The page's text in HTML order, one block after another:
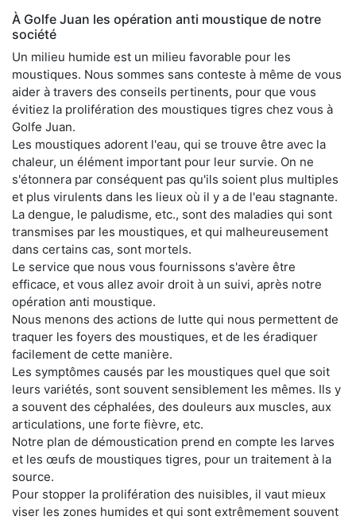
À Golfe Juan les opération anti moustique de notre
société
Un milieu humide est un milieu favorable pour les
moustiques. Nous sommes sans conteste à même de vous
aider à travers des conseils pertinents, pour que vous
évitiez la prolifération des moustiques tigres chez vous à
Golfe Juan.
Les moustiques adorent l'eau, qui se trouve être avec la
chaleur, un élément important pour leur survie. On ne
s'étonnera par conséquent pas qu'ils soient plus multiples
et plus virulents dans les lieux où il y a de l'eau stagnante.
La dengue, le paludisme, etc., sont des maladies qui sont
transmises par les moustiques, et qui malheureusement
dans certains cas, sont mortels.
Le service que nous vous fournissons s'avère être
efficace, et vous allez avoir droit à un suivi, après notre
opération anti moustique.
Nous menons des actions de lutte qui nous permettent de
traquer les foyers des moustiques, et de les éradiquer
facilement de cette manière.
Les symptômes causés par les moustiques quel que soit
leurs variétés, sont souvent sensiblement les mêmes. Ils y
a souvent des céphalées, des douleurs aux muscles, aux
articulations, une forte fièvre, etc.
Notre plan de démoustication prend en compte les larves
et les œufs de moustiques tigres, pour un traitement à la
source.
Pour stopper la prolifération des nuisibles, il vaut mieux
viser les zones humides et qui sont extrêmement souvent